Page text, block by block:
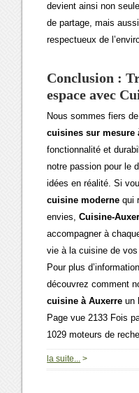
devient ainsi non
de partage, mais
respectueux de
Conclusion :
espace avec
Nous sommes fiers
cuisines sur mesure
fonctionnalité et
notre passion pour le
idées en réalité. Si
cuisine moderne qui
envies,Cuisine-
accompagner à
vie à la cuisine de
Pour plus
découvrez comment
cuisine à Auxerre un
Page vue 2133 Fois
1029 moteurs de
la suite... >